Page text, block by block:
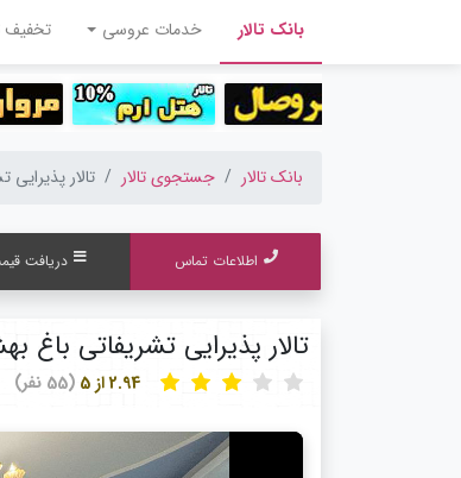
بانک تالار خدمات عروسی تخفیف
بانک تالار جستجوی تالار تالار
اطلاعات تماس دریافت
تالار پذیرایی تشریفاتی باغ
(55 نفر)